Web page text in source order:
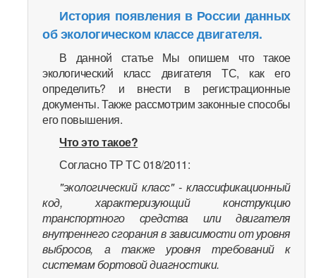
История появления в России данных
об экологическом классе двигателя.
В данной статье Мы опишем что такое
экологический класс двигателя ТС, как его
определить? и внести в регистрационные
документы. Также рассмотрим законные способы
его повышения.
Что это такое?
Согласно ТР ТС 018/2011:
"экологический класс" - классификационный
код, характеризующий конструкцию
транспортного средства или двигателя
внутреннего сгорания в зависимости от уровня
выбросов, а также уровня требований к
системам бортовой диагностики.